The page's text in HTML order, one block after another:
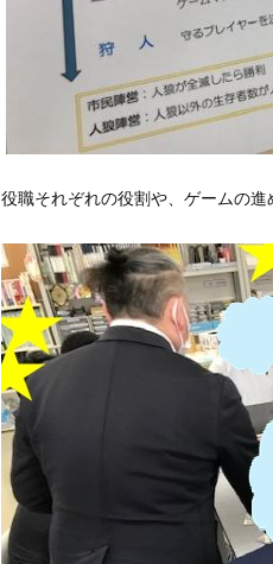
役職それぞれの役割や、ゲームの進